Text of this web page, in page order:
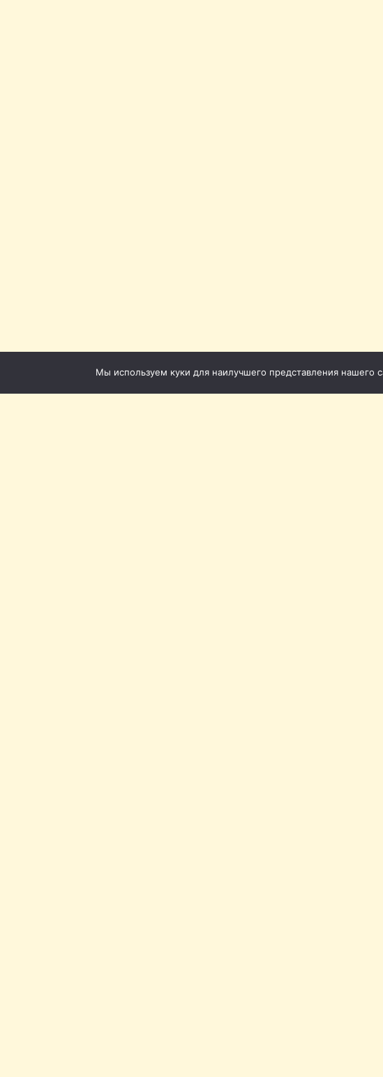
Мы используем куки для наилучшего представления нашего